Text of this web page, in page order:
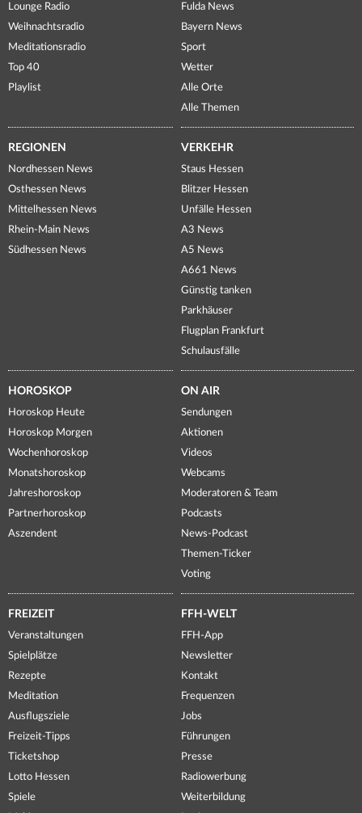
Lounge Radio
Weihnachtsradio
Meditationsradio
Top 40
Playlist
Fulda News
Bayern News
Sport
Wetter
Alle Orte
Alle Themen
REGIONEN
Nordhessen News
Osthessen News
Mittelhessen News
Rhein-Main News
Südhessen News
VERKEHR
Staus Hessen
Blitzer Hessen
Unfälle Hessen
A3 News
A5 News
A661 News
Günstig tanken
Parkhäuser
Flugplan Frankfurt
Schulausfälle
HOROSKOP
Horoskop Heute
Horoskop Morgen
Wochenhoroskop
Monatshoroskop
Jahreshoroskop
Partnerhoroskop
Aszendent
ON AIR
Sendungen
Aktionen
Videos
Webcams
Moderatoren & Team
Podcasts
News-Podcast
Themen-Ticker
Voting
FREIZEIT
Veranstaltungen
Spielplätze
Rezepte
Meditation
Ausflugsziele
Freizeit-Tipps
Ticketshop
Lotto Hessen
Spiele
FFH-WELT
FFH-App
Newsletter
Kontakt
Frequenzen
Jobs
Führungen
Presse
Radiowerbung
Weiterbildung